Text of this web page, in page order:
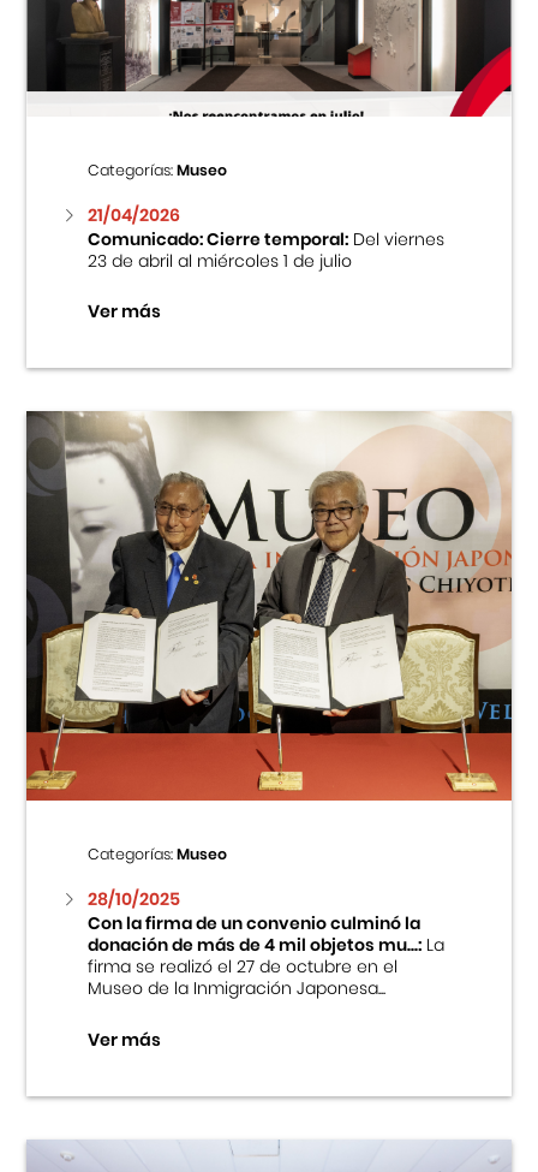
Centro Cultural Peruano Japonés
Museo de la Inmigración Japonesa
Fondo Editorial
Teatro Peruano Japonés
Categorías:Museo
21/04/2026
Comunicado: Cierre temporal:Del viernes
23 de abril al miércoles 1 de julio
Ver más
Categorías:Museo
28/10/2025
Con la firma de un convenio culminó la
donación de más de 4 mil objetos mu...:La
firma se realizó el 27 de octubre en el
Museo de la Inmigración Japonesa...
Ver más